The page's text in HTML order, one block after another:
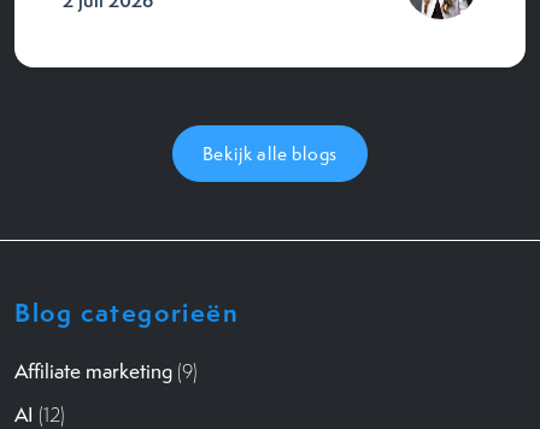
Bekijk alle blogs
Blog categorieën
Affiliate marketing (9)
AI (12)